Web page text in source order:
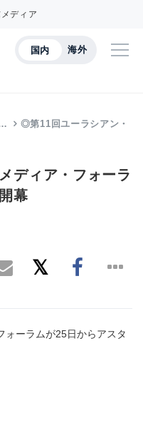
ディア
国内 海外
◎第11回ユーラシアン・
ディア・フォーラ
幕
ーラムが25日からアスタ